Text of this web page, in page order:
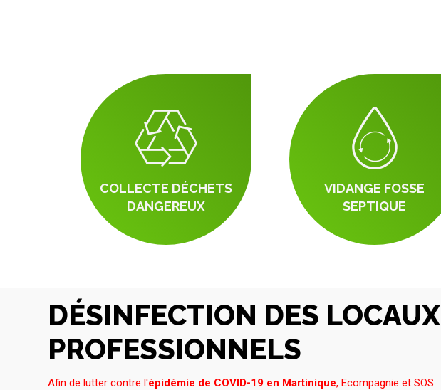
COLLECTE DÉCHETS
DANGEREUX
VIDANGE FOSSE
SEPTIQUE
DÉSINFECTION DES LOCAUX
PROFESSIONNELS
Afin de lutter contre l'épidémie de COVID-19 en Martinique, Ecompagnie et SOS